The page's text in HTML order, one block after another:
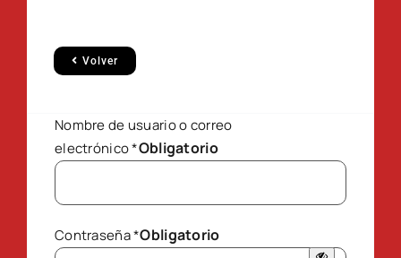
Volver
Nombre de usuario o correo
electrónico*Obligatorio
Contraseña*Obligatorio